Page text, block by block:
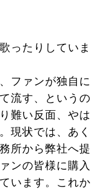
ったりしていま
ファンが独自に
流す、というの
難い反面、やは
現状では、あく
所から弊社へ提
ンの皆様に購入
います。これか